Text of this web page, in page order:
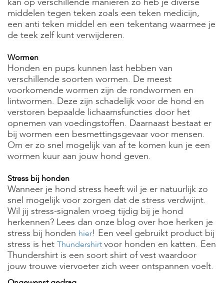
middelen tegen teken zoals een teken medicijn,
een anti teken middel en een tekentang waarmee je
de teek zelf kunt verwijderen.
Wormen
Honden en pups kunnen last hebben van
verschillende soorten wormen. De meest
voorkomende wormen zijn de rondwormen en
lintwormen. Deze zijn schadelijk voor de hond en
verstoren bepaalde lichaamsfuncties door het
opnemen van voedingstoffen. Daarnaast bestaat er
bij wormen een besmettingsgevaar voor mensen.
Om er zo snel mogelijk van af te komen kun je een
wormen kuur aan jouw hond geven.
Stress bij honden
Wanneer je hond stress heeft wil je er natuurlijk zo
snel mogelijk voor zorgen dat de stress verdwijnt.
Wil jij stress-signalen vroeg tijdig bij je hond
herkennen? Lees dan onze blog over hoe herken je
stress bij honden hier! Een veel gebruikt product bij
stress is het Thundershirtvoor honden en katten. Een
Thundershirt is een soort shirt of vest waardoor
jouw trouwe viervoeter zich weer ontspannen voelt.